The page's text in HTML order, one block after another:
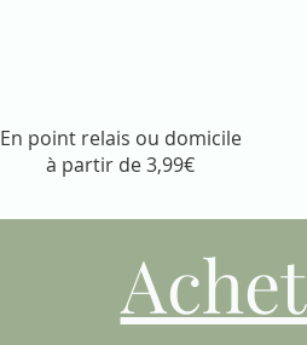
En point relais ou domicile
à partir de 3,99€